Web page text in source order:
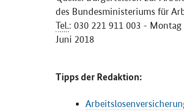
des Bundesministeriums für
Tel.: 030 221 911 003 -
Juni 2018
Tipps der Redaktion: